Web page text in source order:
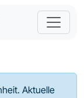
Aktuelle